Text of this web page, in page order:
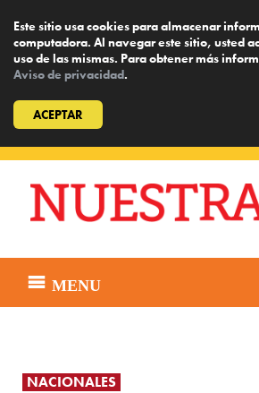
Este sitio usa cookies para almacenar
computadora. Al navegar este sitio, usted
uso de las mismas. Para obtener más
Aviso de privacidad.
ACEPTAR
content
MENU
NACIONALES